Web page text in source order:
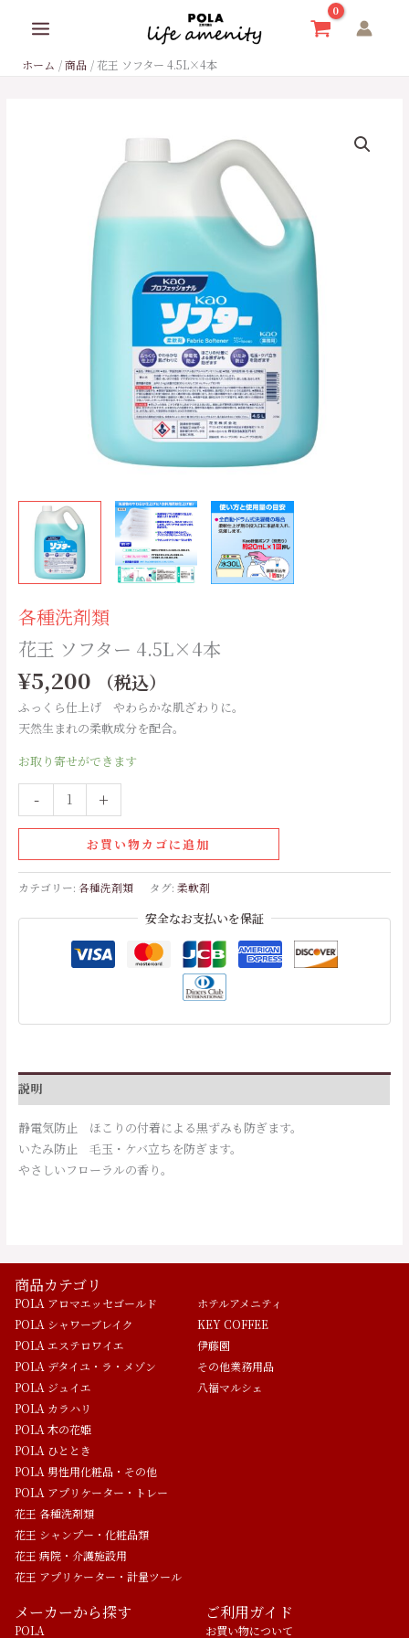
ホーム 商品 花王 ソフター 4.5L×4本
各種洗剤類
花王 ソフター 4.5L×4本
¥5,200 （税込）
ふっくら仕上げ やわらかな肌ざわりに。
天然生まれの柔軟成分を配合。
お取り寄せができます
- +
お買い物カゴに追加
カテゴリー:各種洗剤類 タグ:柔軟剤
安全なお支払いを保証
説明
静電気防止 ほこりの付着による黒ずみも防ぎます。
いたみ防止 毛玉・ケバ立ちを防ぎます。
やさしいフローラルの香り。
商品カテゴリ
POLA アロマエッセゴールド
POLA シャワーブレイク
POLA エステロワイエ
POLA デタイユ・ラ・メゾン
POLA ジュイエ
POLA カラハリ
POLA 木の花姫
POLA ひととき
POLA 男性用化粧品・その他
POLA アプリケーター・トレー
花王 各種洗剤類
花王 シャンプー・化粧品類
花王 病院・介護施設用
花王 アプリケーター・計量ツール
ホテルアメニティ
KEY COFFEE
伊藤園
その他業務用品
八福マルシェ
メーカーから探す
POLA
ご利用ガイド
お買い物について